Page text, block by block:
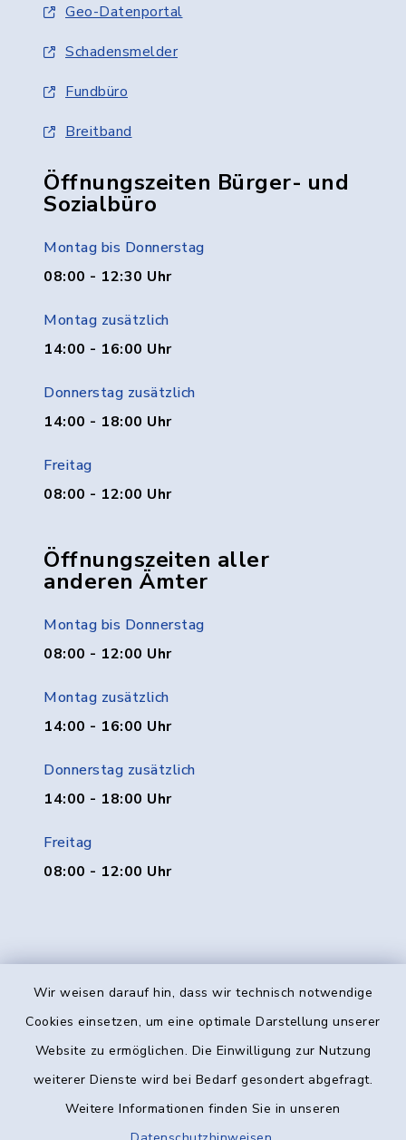
Wir weisen darauf hin, dass wir technisch notwendige
Cookies einsetzen, um eine optimale Darstellung unserer
Website zu ermöglichen. Die Einwilligung zur Nutzung
weiterer Dienste wird bei Bedarf gesondert abgefragt.
Weitere Informationen finden Sie in unseren
Geo-Datenportal
Schadensmelder
Fundbüro
Breitband
Öffnungszeiten Bürger- und
Sozialbüro
Montag bis Donnerstag
08:00 - 12:30 Uhr
Montag zusätzlich
14:00 - 16:00 Uhr
Donnerstag zusätzlich
14:00 - 18:00 Uhr
Freitag
08:00 - 12:00 Uhr
Öffnungszeiten aller
anderen Ämter
Montag bis Donnerstag
08:00 - 12:00 Uhr
Montag zusätzlich
14:00 - 16:00 Uhr
Donnerstag zusätzlich
14:00 - 18:00 Uhr
Freitag
08:00 - 12:00 Uhr
Kontakt
Datenschutz